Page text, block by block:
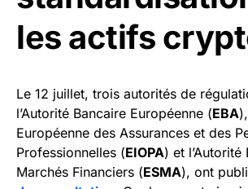
les actifs
Le 12 juillet, trois autorités de
l’Autorité Bancaire Européenne (EBA
Européenne des Assurances et des
Professionnelles (EIOPA) et
Marchés Financiers (ESMA), ont